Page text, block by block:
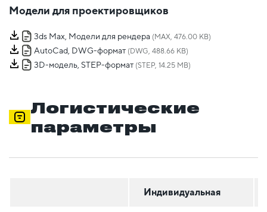
Модели для проектировщиков
3ds Max, Модели для рендера (MAX, 476.00 KB)
AutoCad, DWG-формат (DWG, 488.66 KB)
3D-модель, STEP-формат (STEP, 14.25 MB)
Логистические
параметры
Индивидуальная